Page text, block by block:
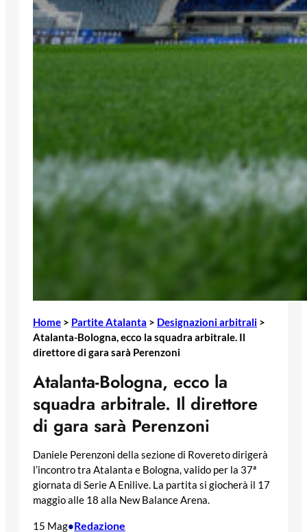
Home > Partite Atalanta > Designazioni arbitrali >
Atalanta-Bologna, ecco la squadra arbitrale. Il
direttore di gara sarà Perenzoni
Atalanta-Bologna, ecco la
squadra arbitrale. Il direttore
di gara sarà Perenzoni
Daniele Perenzoni della sezione di Rovereto dirigerà
l’incontro tra Atalanta e Bologna, valido per la 37ª
giornata di Serie A Enilive. La partita si giocherà il 17
maggio alle 18 alla New Balance Arena.
15 Mag•Redazione